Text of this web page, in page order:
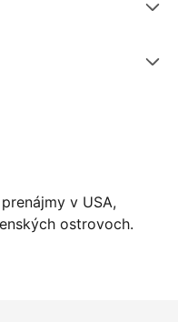
v USA,
ostrovoch.